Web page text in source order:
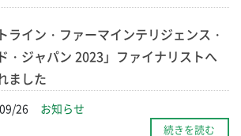
ライン・ファーマインテリジェンス・
・ジャパン 2023」ファイナリストへ
ました
26 お知らせ
続きを読む